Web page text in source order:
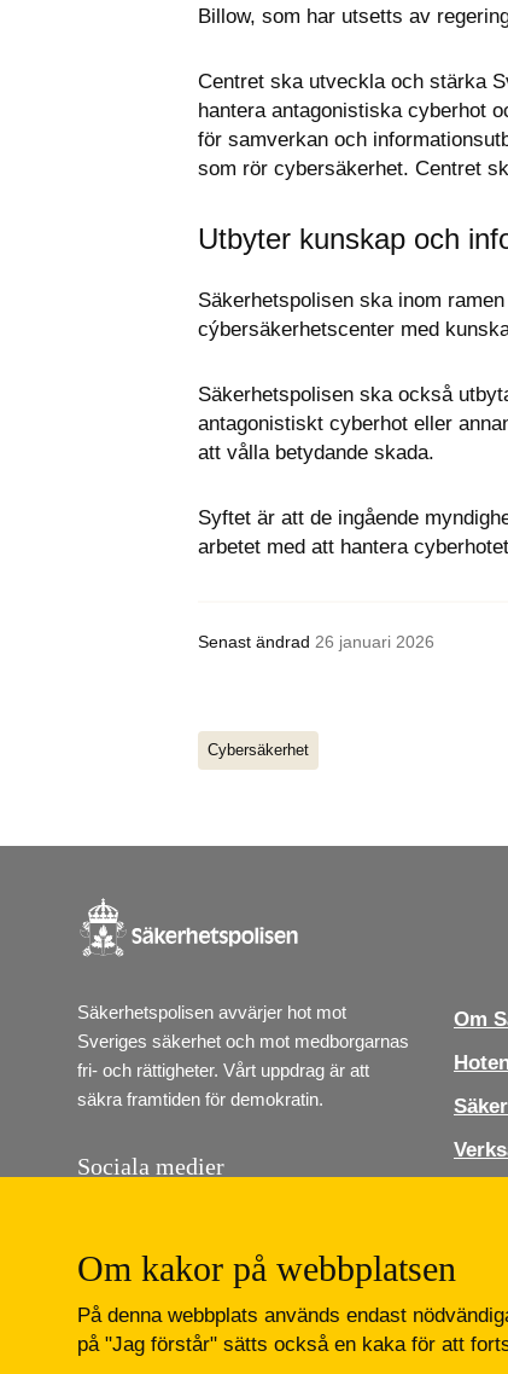
Billow, som har utsetts av
Centret ska utveckla och stärka
hantera antagonistiska cyberhot
för samverkan och
som rör cybersäkerhet. Centret
Utbyter kunskap och
Säkerhetspolisen ska inom
cýbersäkerhetscenter med
Säkerhetspolisen ska också
antagonistiskt cyberhot eller
att vålla betydande skada.
Syftet är att de ingående
arbetet med att hantera
Senast ändrad 26 januari 2026
Cybersäkerhet
Säkerhetspolisen avvärjer hot mot
Sveriges säkerhet och mot medborgarnas
fri- och rättigheter. Vårt uppdrag är att
säkra framtiden för demokratin.
Sociala medier
Instagram LinkedIn Youtube
Om
Om kakor på webbplatsen
På denna webbplats används endast
på "Jag förstår" sätts också en kaka för att